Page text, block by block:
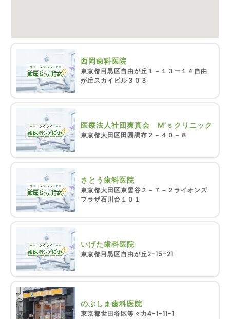
西岡歯科医院
東京都目黒区自由が丘１－１３ー１４自由
が丘スカイビル３０３
医療法人社団爽真会 M’ｓクリニック
東京都大田区田園調布２－４０－８
さとう歯科医院
東京都大田区東雪谷２－７－２ライオンズ
プラザ石川台１０１
いげた歯科医院
東京都目黒区自由が丘2-15-21
のぶしま歯科医院
東京都世田谷区等々力4-1-11-1